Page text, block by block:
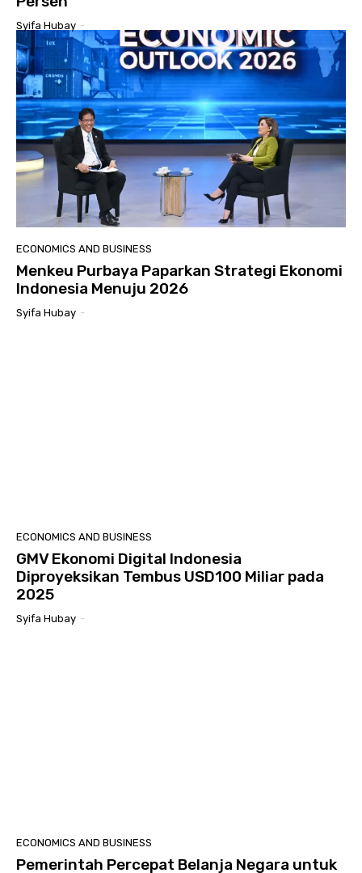
Syifa Hubay -
ECONOMICS AND BUSINESS
Menkeu Purbaya Paparkan Strategi Ekonomi
Indonesia Menuju 2026
Syifa Hubay -
ECONOMICS AND BUSINESS
GMV Ekonomi Digital Indonesia
Diproyeksikan Tembus USD100 Miliar pada
2025
Syifa Hubay -
ECONOMICS AND BUSINESS
Pemerintah Percepat Belanja Negara untuk